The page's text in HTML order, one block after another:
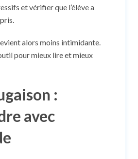
et vérifier que l’élève a
alors moins intimidante.
pour mieux lire et mieux
:
avec